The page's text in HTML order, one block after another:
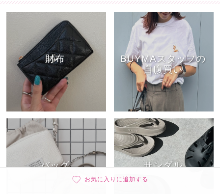
お気に入りに追加する
財布
BUYMAスタッフの
自腹買い
バッグ サンダル